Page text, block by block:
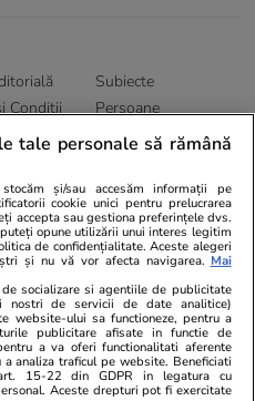
Conditii
Subiecte
Persoane
Sitemap
sarcina
Locuri de muncă
Imobiliare.ro
Jobradar24
Imoradar24
Colecții Libertatea
tale personale să rămână
stocăm și/sau accesăm informații pe
cookie unici pentru prelucrarea
accepta sau gestiona preferințele dvs.
opune utilizării unui interes legitim
de confidențialitate. Aceste alegeri
și nu vă vor afecta navigarea. Mai
socializare si agentiile de publicitate
nostri de servicii de date analitice)
website-ului sa functioneze, pentru a
publicitare afisate in functie de
a va oferi functionalitati aferente
analiza traficul pe website. Beneficiati
15-22 din GDPR in legatura cu
Aceste drepturi pot fi exercitate